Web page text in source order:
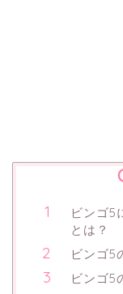
ビンゴ5
とは？
ビンゴ5
ビンゴ5